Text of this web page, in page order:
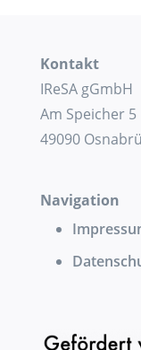
Kontakt
IReSA gGmbH
Am Speicher 5
49090
Navigation